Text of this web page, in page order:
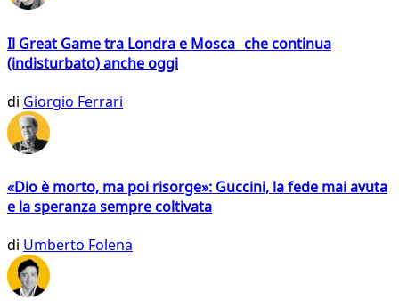
Il Great Game tra Londra e Mosca che continua
(indisturbato) anche oggi
di Giorgio Ferrari
«Dio è morto, ma poi risorge»: Guccini, la fede mai avuta
e la speranza sempre coltivata
di Umberto Folena